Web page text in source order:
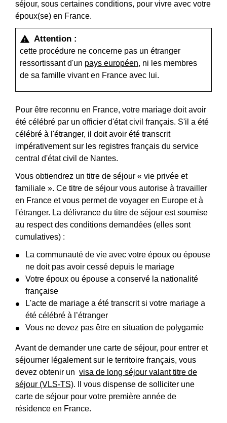
séjour, sous certaines conditions, pour vivre avec votre
époux(se) en France.
warning Attention :
cette procédure ne concerne pas un étranger
ressortissant d'un pays européen, ni les membres
de sa famille vivant en France avec lui.
Pour être reconnu en France, votre mariage doit avoir
été célébré par un officier d'état civil français. S'il a été
célébré à l'étranger, il doit avoir été transcrit
impérativement sur les registres français du service
central d'état civil de Nantes.
Vous obtiendrez un titre de séjour « vie privée et
familiale ». Ce titre de séjour vous autorise à travailler
en France et vous permet de voyager en Europe et à
l'étranger. La délivrance du titre de séjour est soumise
au respect des conditions demandées (elles sont
cumulatives) :
La communauté de vie avec votre époux ou épouse
ne doit pas avoir cessé depuis le mariage
Votre époux ou épouse a conservé la nationalité
française
L'acte de mariage a été transcrit si votre mariage a
été célébré à l’étranger
Vous ne devez pas être en situation de polygamie
Avant de demander une carte de séjour, pour entrer et
séjourner légalement sur le territoire français, vous
devez obtenir un visa de long séjour valant titre de
séjour (VLS-TS). Il vous dispense de solliciter une
carte de séjour pour votre première année de
résidence en France.